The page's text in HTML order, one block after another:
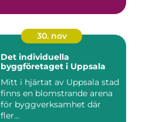
30. nov
Det individuella
byggföretaget i Uppsala
Mitt i hjärtat av Uppsala stad
finns en blomstrande arena
för byggverksamhet där
fler...